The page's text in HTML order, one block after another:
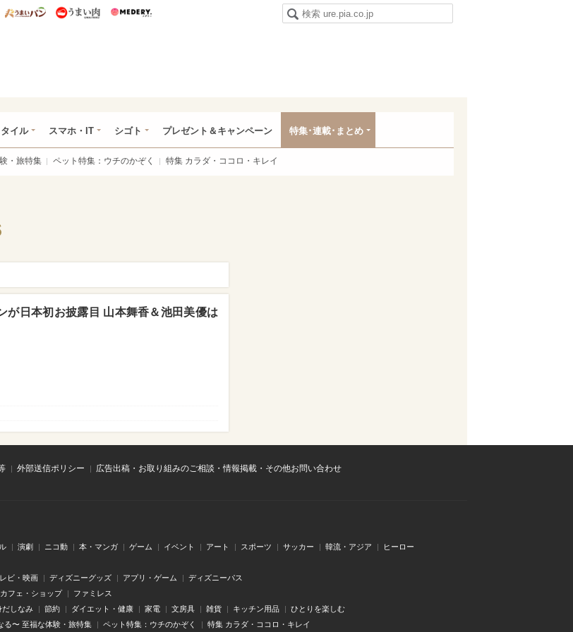
ー特集
うまいめし うまいパン うまい肉
イル スマホ・IT シゴト プレゼント＆キャンペーン 特集･連載･まとめ
・旅特集 ペット特集：ウチのかぞく 特集 カラダ・ココロ・キレイ
が日本初お披露目 山本舞香＆池田美優は
外部送信ポリシー
広告出稿・お取り組みのご相談・情報掲載・その他お問い合わせ
演劇 ニコ動 本・マンガ ゲーム イベント アート スポーツ サッカー 韓流・アジア ヒーロー
ビ・映画 ディズニーグッズ アプリ・ゲーム ディズニーパス
カフェ・ショップ ファミレス
だしなみ 節約 ダイエット・健康 家電 文房具 雑貨 キッチン用品 ひとりを楽しむ
る〜 至福な体験・旅特集 ペット特集：ウチのかぞく 特集 カラダ・ココロ・キレイ